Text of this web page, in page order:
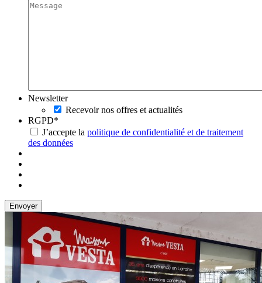
Newsletter
Recevoir nos offres et actualités
RGPD*
J’accepte la politique de confidentialité et de traitement
des données